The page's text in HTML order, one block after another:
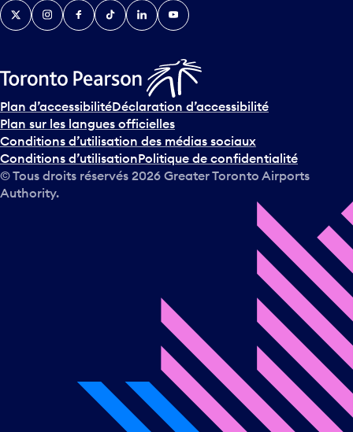
TwitterInstagramFacebook
TikTokLinkedInYouTube
Plan d’accessibilitéDéclaration d’accessibilité
Plan sur les langues officielles
Conditions d’utilisation des médias sociaux
Conditions d’utilisationPolitique de confidentialité
© Tous droits réservés 2026 Greater Toronto Airports
Authority.